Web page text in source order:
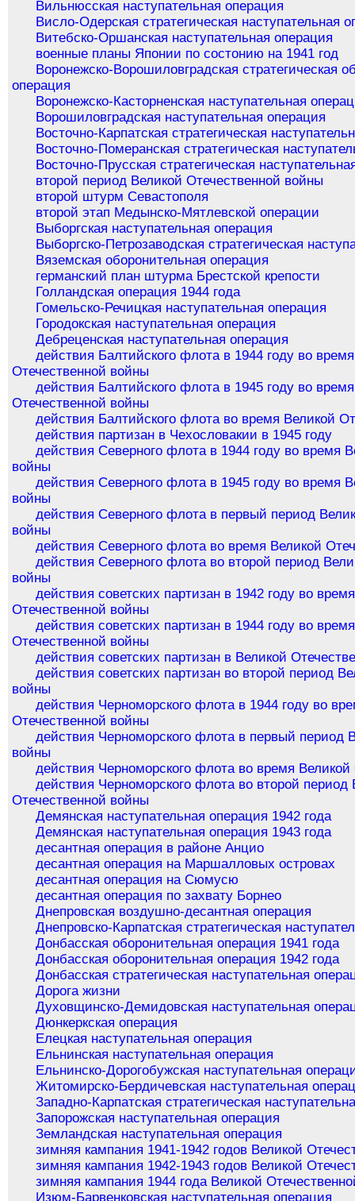
Вильнюсская наступательная операция
Висло-Одерская стратегическая наступательная
Витебско-Оршанская наступательная операция
военные планы Японии по состонию на 1941 год
Воронежско-Ворошиловградская стратегическая
операция
Воронежско-Касторненская наступательная
Ворошиловградская наступательная операция
Восточно-Карпатская стратегическая
Восточно-Померанская стратегическая
Восточно-Прусская стратегическая
второй период Великой Отечественной войны
второй штурм Севастополя
второй этап Медынско-Мятлевской операции
Выборгская наступательная операция
Выборгско-Петрозаводская стратегическая
Вяземская оборонительная операция
германский план штурма Брестской крепости
Голландская операция 1944 года
Гомельско-Речицкая наступательная операция
Городокская наступательная операция
Дебреценская наступательная операция
действия Балтийского флота в 1944 году во
Отечественной войны
действия Балтийского флота в 1945 году во
Отечественной войны
действия Балтийского флота во время Великой
действия партизан в Чехословакии в 1945 году
действия Северного флота в 1944 году во время
войны
действия Северного флота в 1945 году во время
войны
действия Северного флота в первый период
войны
действия Северного флота во время Великой
действия Северного флота во второй период
войны
действия советских партизан в 1942 году во
Отечественной войны
действия советских партизан в 1944 году во
Отечественной войны
действия советских партизан в Великой
действия советских партизан во второй период
войны
действия Черноморского флота в 1944 году во
Отечественной войны
действия Черноморского флота в первый период
войны
действия Черноморского флота во время
действия Черноморского флота во второй период
Отечественной войны
Демянская наступательная операция 1942 года
Демянская наступательная операция 1943 года
десантная операция в районе Анцио
десантная операция на Маршалловых островах
десантная операция на Сюмусю
десантная операция по захвату Борнео
Днепровская воздушно-десантная операция
Днепровско-Карпатская стратегическая
Донбасская оборонительная операция 1941 года
Донбасская оборонительная операция 1942 года
Донбасская стратегическая наступательная
Дорога жизни
Духовщинско-Демидовская наступательная
Дюнкеркская операция
Елецкая наступательная операция
Ельнинская наступательная операция
Ельнинско-Дорогобужская наступательная
Житомирско-Бердичевская наступательная
Западно-Карпатская стратегическая
Запорожская наступательная операция
Земландская наступательная операция
зимняя кампания 1941-1942 годов Великой
зимняя кампания 1942-1943 годов Великой
зимняя кампания 1944 года Великой
Изюм-Барвенковская наступательная операция